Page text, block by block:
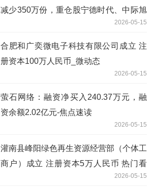
减少350万份，重仓股宁德时代、中际旭
2026-05-15
合肥和广奕微电子科技有限公司成立 注
册资本100万人民币_微动态
2026-05-15
萤石网络：融资净买入240.37万元，融
资余额2.02亿元-焦点速读
2026-05-15
灌南县峰阳绿色再生资源经营部（个体工
商户）成立 注册资本5万人民币 热门看
2026-05-15